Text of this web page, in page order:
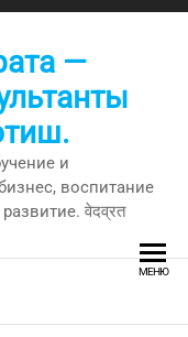
—
и
воспитание
वेदव्रत
МЕНЮ